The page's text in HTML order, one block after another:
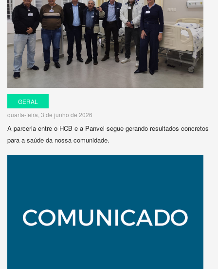
GERAL
quarta-feira, 3 de junho de 2026
A parceria entre o HCB e a Panvel segue gerando resultados concretos
para a saúde da nossa comunidade.